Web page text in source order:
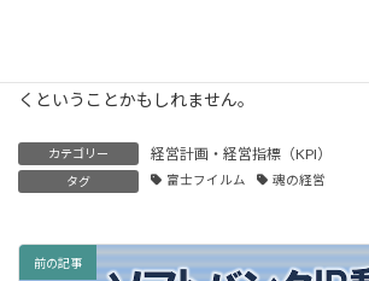
くということかもしれません。
カテゴリー 経営計画・経営指標（KPI）
タグ 富士フイルム 魂の経営
前の記事